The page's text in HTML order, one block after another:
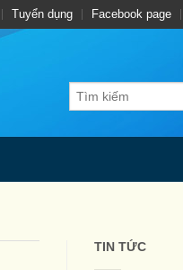
Tuyển dụng Facebook page
TIN TỨC